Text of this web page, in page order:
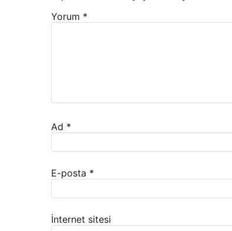
Yorum *
Ad *
E-posta *
İnternet sitesi